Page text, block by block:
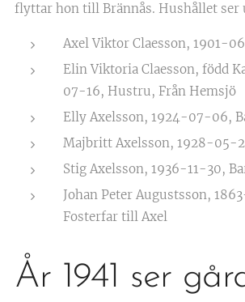
flyttar hon till Brännås. Hushållet ser
Axel Viktor Claesson, 1901-
Elin Viktoria Claesson, född
07-16, Hustru, Från Hemsjö
Elly Axelsson, 1924-07-06,
Majbritt Axelsson, 1928-05-
Stig Axelsson, 1936-11-30,
Johan Peter Augustsson,
Fosterfar till Axel
År 1941 ser